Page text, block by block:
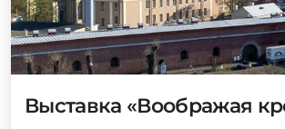
Выставка «Воображая